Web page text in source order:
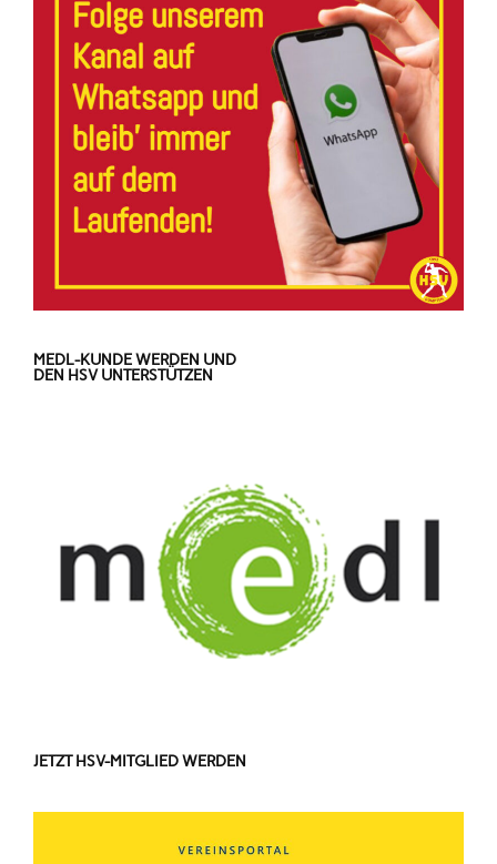
MEDL-KUNDE WERDEN UND
DEN HSV UNTERSTÜTZEN
JETZT HSV-MITGLIED WERDEN